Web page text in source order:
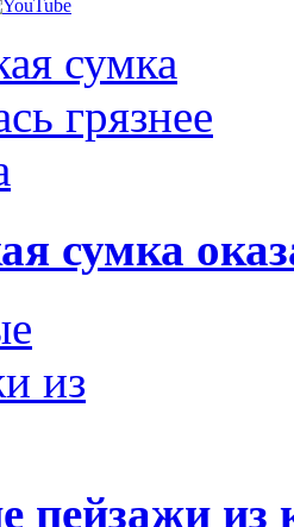
сумка
пейзажи из